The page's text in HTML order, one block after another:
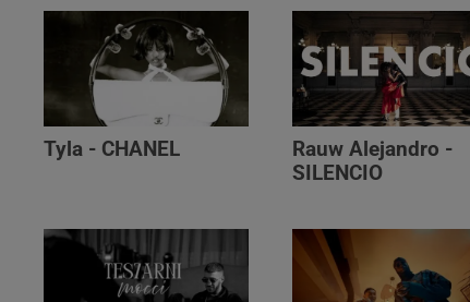
Tyla - CHANEL
Rauw Alejandro -
SILENCIO